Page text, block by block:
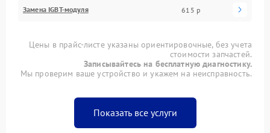
Замена IGBT-модуля 615 р
Цены в прайс-листе указаны ориентировочные, без учета
стоимости запчастей.
Записывайтесь на бесплатную диагностику.
Мы проверим ваше устройство и укажем на неисправность.
Показать все услуги